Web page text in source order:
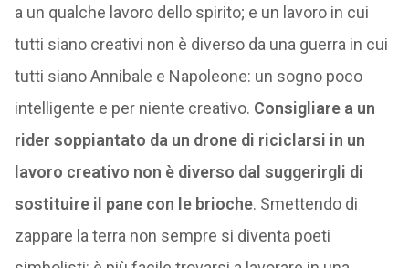
a un qualche lavoro dello spirito; e un lavoro in cui
tutti siano creativi non è diverso da una guerra in cui
tutti siano Annibale e Napoleone: un sogno poco
intelligente e per niente creativo. Consigliare a un
rider soppiantato da un drone di riciclarsi in un
lavoro creativo non è diverso dal suggerirgli di
sostituire il pane con le brioche. Smettendo di
zappare la terra non sempre si diventa poeti